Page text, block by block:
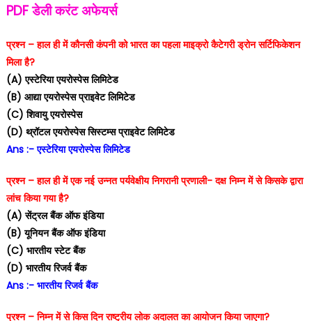
PDFडेली करंट अफेयर्स
प्रश्न – हाल ही में कौनसी कंपनी को भारत का पहला माइक्रो कैटेगरी ड्रोन सर्टिफिकेशन
मिला है?
(A) एस्टेरिया एयरोस्पेस लिमिटेड
(B) आद्या एयरोस्पेस प्राइवेट लिमिटेड
(C) शिवायु एयरोस्पेस
(D) थ्रॉटल एयरोस्पेस सिस्टम्स प्राइवेट लिमिटेड
Ans :- एस्टेरिया एयरोस्पेस लिमिटेड
प्रश्न – हाल ही में एक नई उन्नत पर्यवेक्षीय निगरानी प्रणाली- दक्ष निम्न में से किसके द्वारा
लांच किया गया है?
(A) सेंट्रल बैंक ऑफ इंडिया
(B) यूनियन बैंक ऑफ इंडिया
(C) भारतीय स्टेट बैंक
(D) भारतीय रिजर्व बैंक
Ans :- भारतीय रिजर्व बैंक
प्रश्न – निम्न में से किस दिन राष्ट्रीय लोक अदालत का आयोजन किया जाएगा?